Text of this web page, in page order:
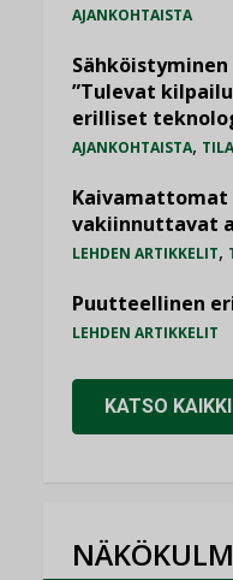
AJANKOHTAISTA
”Tulevat
erilliset
AJANKOHTAISTA,
vakiinnuttavat
LEHDEN ARTIKKELIT,
Puutteellinen
LEHDEN ARTIKKELIT
KATSO KAIKKI